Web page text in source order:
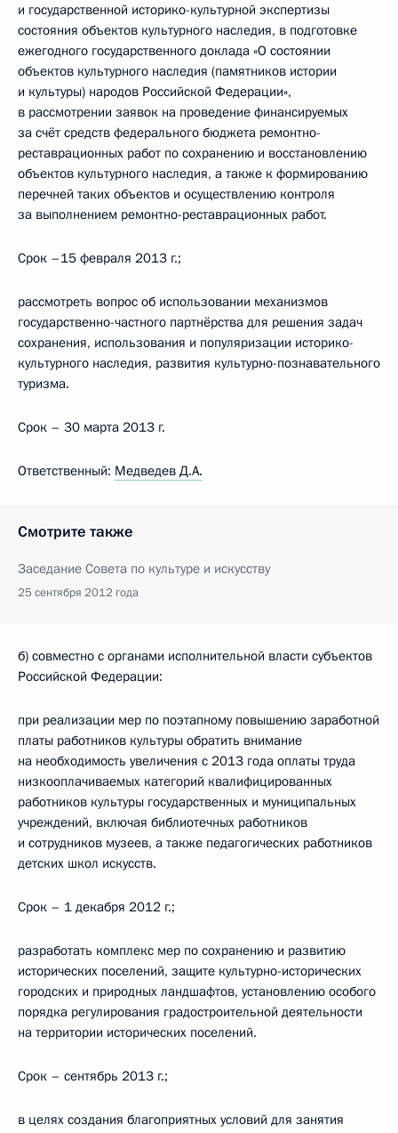
и государственной историко-культурной экспертизы
состояния объектов культурного наследия, в подготовке
ежегодного государственного доклада «О состоянии
объектов культурного наследия (памятников истории
и культуры) народов Российской Федерации»,
в рассмотрении заявок на проведение финансируемых
за счёт средств федерального бюджета ремонтно-
реставрационных работ по сохранению и восстановлению
объектов культурного наследия, а также к формированию
перечней таких объектов и осуществлению контроля
за выполнением ремонтно-реставрационных работ.
Срок –15 февраля 2013 г.;
рассмотреть вопрос об использовании механизмов
государственно-частного партнёрства для решения задач
сохранения, использования и популяризации историко-
культурного наследия, развития культурно-познавательного
туризма.
Срок – 30 марта 2013 г.
Ответственный: Медведев Д.А.
Смотрите также
Заседание Совета по культуре и искусству
25 сентября 2012 года
б) совместно с органами исполнительной власти субъектов
Российской Федерации:
при реализации мер по поэтапному повышению заработной
платы работников культуры обратить внимание
на необходимость увеличения с 2013 года оплаты труда
низкооплачиваемых категорий квалифицированных
работников культуры государственных и муниципальных
учреждений, включая библиотечных работников
и сотрудников музеев, а также педагогических работников
детских школ искусств.
Срок – 1 декабря 2012 г.;
разработать комплекс мер по сохранению и развитию
исторических поселений, защите культурно-исторических
городских и природных ландшафтов, установлению особого
порядка регулирования градостроительной деятельности
на территории исторических поселений.
Срок – сентябрь 2013 г.;
в целях создания благоприятных условий для занятия